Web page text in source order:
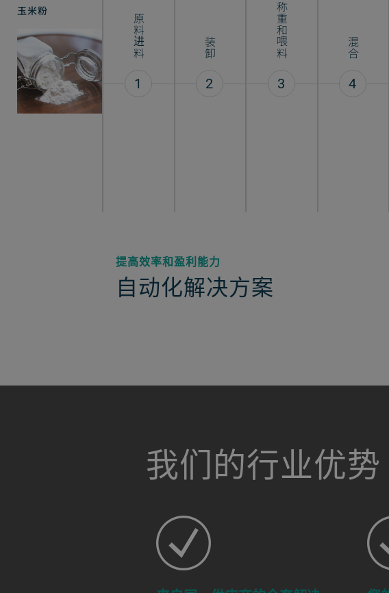
玉米粉
原料进料
1
装卸
2
称重和喂料
3
混合
4
提高效率和盈利能力
自动化解决方案
a decorative background image我们的行业优势